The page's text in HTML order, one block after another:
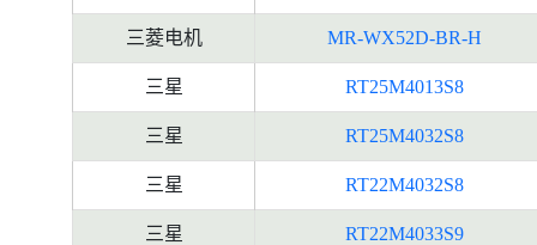
三菱电机 MR-WX52D-BR-H
三星 RT25M4013S8
三星 RT25M4032S8
三星 RT22M4032S8
三星 RT22M4033S9